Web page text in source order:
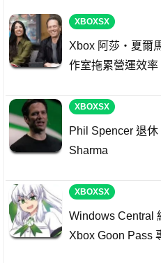
XBOXSX
Xbox 阿莎・夏爾
作室拖累營運效率
XBOXSX
Phil Spencer 退
Sharma
XBOXSX
Windows Central
Xbox Goon Pass